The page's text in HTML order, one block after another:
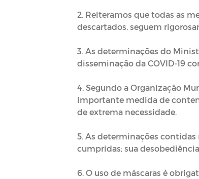
2. Reiteramos que todas as
descartados, seguem
3. As determinações do
disseminação da COVID-19
4. Segundo a Organização
importante medida de
de extrema necessidade.
5. As determinações contidas
cumpridas; sua
6. O uso de máscaras é